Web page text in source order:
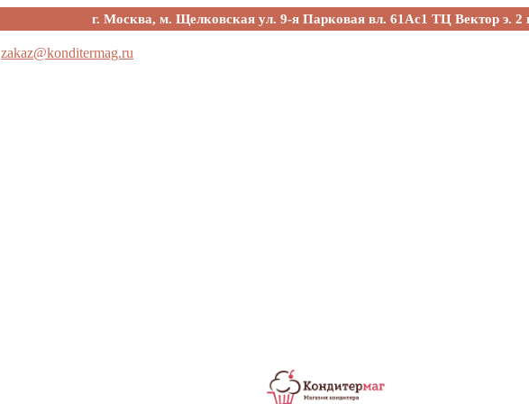
г. Москва, м. Щелковская ул. 9-я Парковая вл. 61Ас1 ТЦ Вектор э. 2
zakaz@konditermag.ru